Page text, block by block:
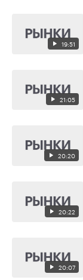
19:51
21:05
20:20
20:22
20:07